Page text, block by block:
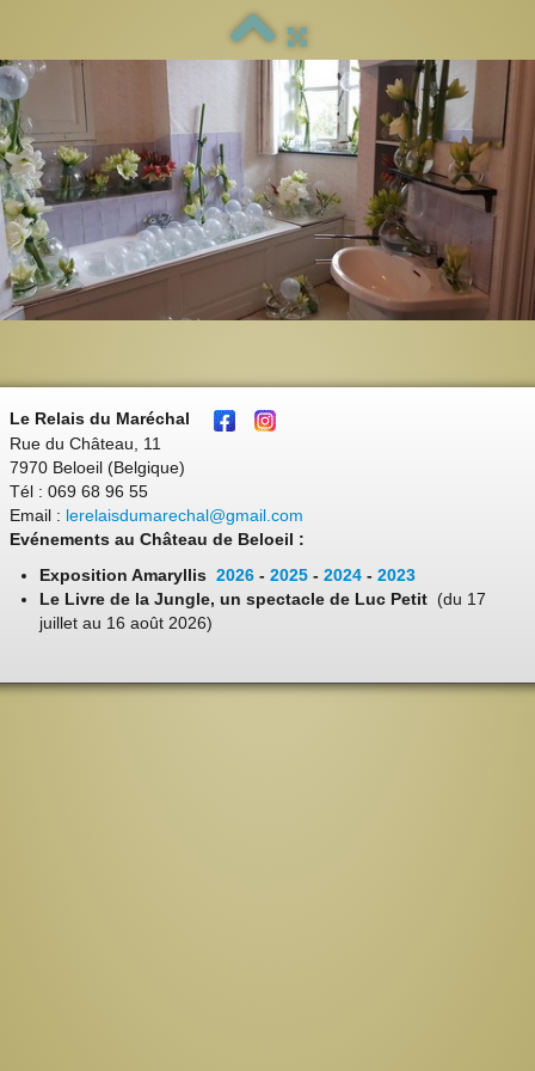
Le Relais du Maréchal
Rue du Château, 11
7970 Beloeil (Belgique)
Tél : 069 68 96 55
Email : lerelaisdumarechal@gmail.com
Evénements au Château de Beloeil :
Exposition Amaryllis 2026 - 2025 - 2024 - 2023
Le Livre de la Jungle, un spectacle de Luc Petit (du 17
juillet au 16 août 2026)